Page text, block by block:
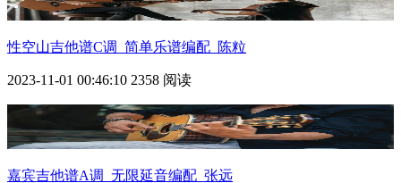
性空山吉他谱C调_简单乐谱编配_陈粒
2023-11-01 00:46:10 2358 阅读
嘉宾吉他谱A调_无限延音编配_张远